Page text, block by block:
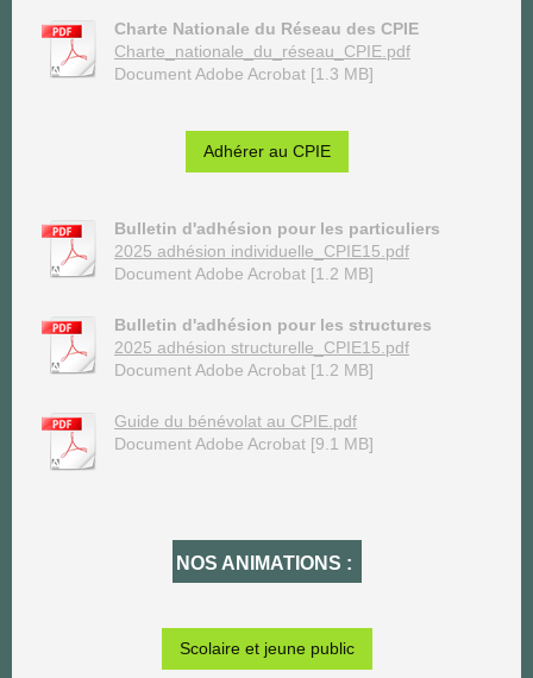
Charte Nationale du Réseau des CPIE
Charte_nationale_du_réseau_CPIE.pdf
Document Adobe Acrobat [1.3 MB]
Adhérer au CPIE
Bulletin d'adhésion pour les particuliers
2025 adhésion individuelle_CPIE15.pdf
Document Adobe Acrobat [1.2 MB]
Bulletin d'adhésion pour les structures
2025 adhésion structurelle_CPIE15.pdf
Document Adobe Acrobat [1.2 MB]
Guide du bénévolat au CPIE.pdf
Document Adobe Acrobat [9.1 MB]
NOS ANIMATIONS :
Scolaire et jeune public